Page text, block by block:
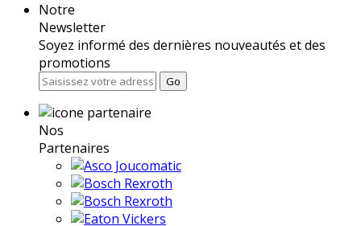
Notre
Newsletter
Soyez informé des dernières nouveautés et des
promotions
Go
Nos
Partenaires